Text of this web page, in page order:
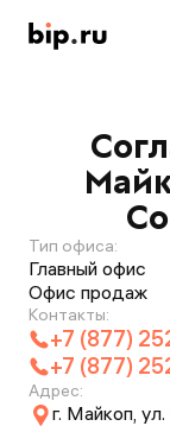
Тип офиса:
Главный офис
Офис продаж
Контакты:
+7 (877)
+7 (877)
Адрес:
г. Майкоп,